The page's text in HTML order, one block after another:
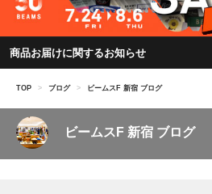
商品お届けに関するお知らせ
TOP > ブログ > ビームスF 新宿 ブログ
ビームスF 新宿 ブログ